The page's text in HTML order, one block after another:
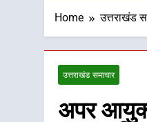
Home उत्तराखंड
उत्तराखंड समाचार
अपर